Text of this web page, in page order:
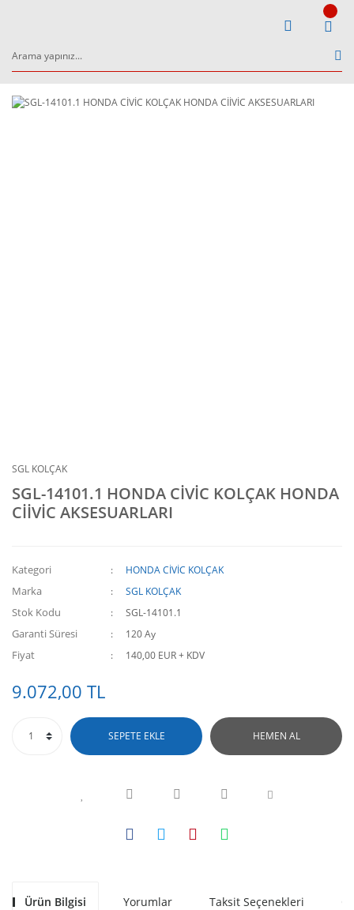
SGL KOLÇAK
SGL-14101.1 HONDA CİVİC KOLÇAK HONDA
CİİVİC AKSESUARLARI
Kategori HONDA CİVİC KOLÇAK
Marka SGL KOLÇAK
Stok Kodu SGL-14101.1
Garanti Süresi 120 Ay
Fiyat 140,00 EUR + KDV
9.072,00 TL
SEPETE EKLE HEMEN AL
Ürün Bilgisi Yorumlar Taksit Seçenekleri